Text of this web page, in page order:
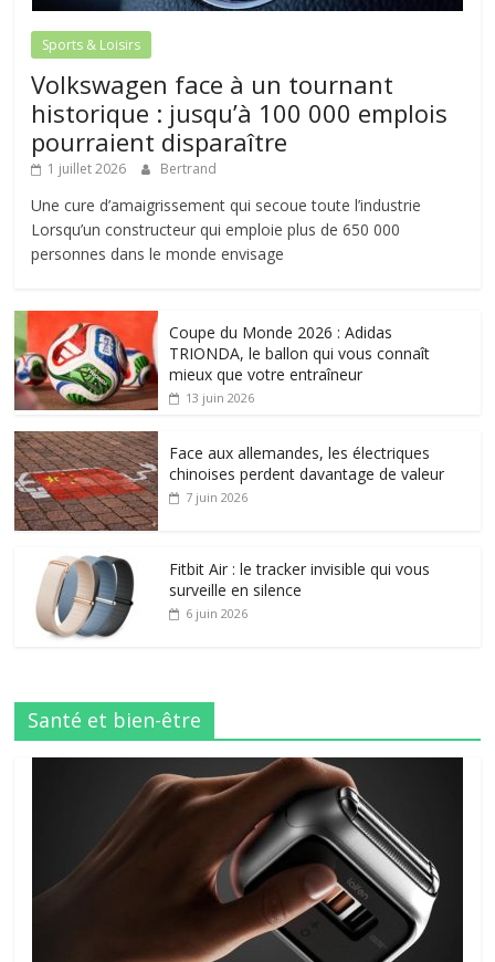
Sports & Loisirs
Volkswagen face à un tournant
historique : jusqu’à 100 000 emplois
pourraient disparaître
1 juillet 2026 Bertrand
Une cure d’amaigrissement qui secoue toute l’industrie
Lorsqu’un constructeur qui emploie plus de 650 000
personnes dans le monde envisage
Coupe du Monde 2026 : Adidas
TRIONDA, le ballon qui vous connaît
mieux que votre entraîneur
13 juin 2026
Face aux allemandes, les électriques
chinoises perdent davantage de valeur
7 juin 2026
Fitbit Air : le tracker invisible qui vous
surveille en silence
6 juin 2026
Santé et bien-être